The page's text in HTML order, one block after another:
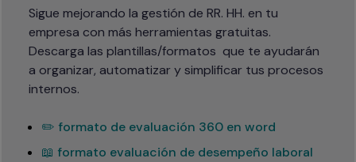
Sigue mejorando la gestión de RR. HH. en tu
empresa con más herramientas gratuitas.
Descarga las plantillas/formatos  que te ayudarán
a organizar, automatizar y simplificar tus procesos
internos.
✏️ formato de evaluación 360 en word
📖 formato evaluación de desempeño laboral